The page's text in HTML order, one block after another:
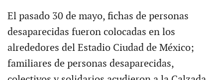
El pasado 30 de mayo, fichas de personas
desaparecidas fueron colocadas en los
alrededores del Estadio Ciudad de México;
familiares de personas desaparecidas,